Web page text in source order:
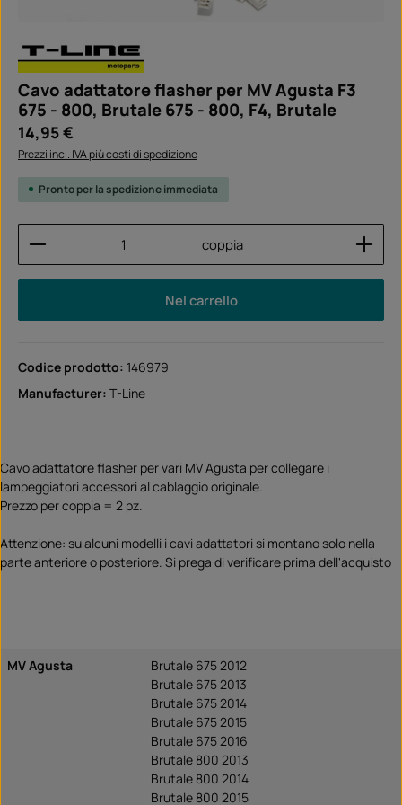
Cavo adattatore flasher per MV Agusta F3
675 - 800, Brutale 675 - 800, F4, Brutale
Prezzo normale:
14,95 €
Prezzi incl. IVA più costi di spedizione
Pronto per la spedizione immediata
Quantità del prodotto: inserisci la quantità
coppia
Nel carrello
Codice prodotto: 146979
Manufacturer: T-Line
Cavo adattatore flasher per vari MV Agusta per collegare i
lampeggiatori accessori al cablaggio originale.
Prezzo per coppia = 2 pz.
Attenzione: su alcuni modelli i cavi adattatori si montano solo nella
parte anteriore o posteriore. Si prega di verificare prima dell'acquisto
MV Agusta
Brutale 675 2012
Brutale 675 2013
Brutale 675 2014
Brutale 675 2015
Brutale 675 2016
Brutale 800 2013
Brutale 800 2014
Brutale 800 2015